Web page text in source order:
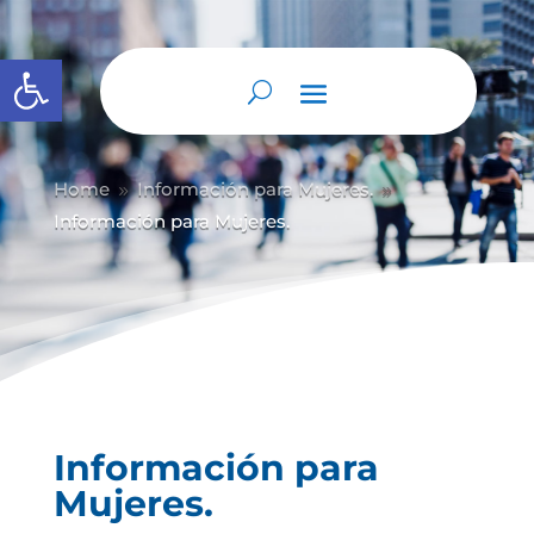
Abrir barra de herramientas
Home 9 Información para Mujeres. 9
Información para Mujeres.
Información para
Mujeres.